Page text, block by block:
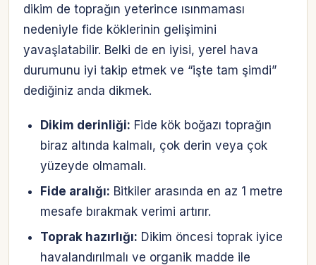
dikim de toprağın yeterince ısınmaması
nedeniyle fide köklerinin gelişimini
yavaşlatabilir. Belki de en iyisi, yerel hava
durumunu iyi takip etmek ve “işte tam şimdi”
dediğiniz anda dikmek.
Dikim derinliği: Fide kök boğazı toprağın
biraz altında kalmalı, çok derin veya çok
yüzeyde olmamalı.
Fide aralığı: Bitkiler arasında en az 1 metre
mesafe bırakmak verimi artırır.
Toprak hazırlığı: Dikim öncesi toprak iyice
havalandırılmalı ve organik madde ile